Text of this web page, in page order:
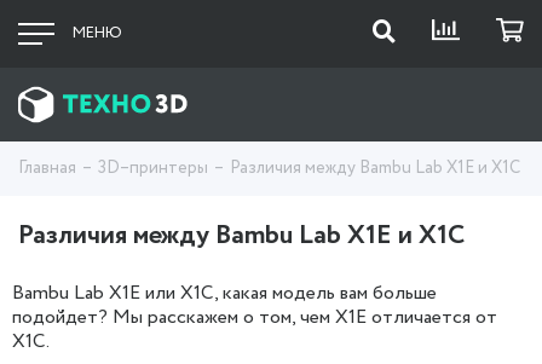
МЕНЮ
Главная 3D–принтеры Различия между Bambu Lab X1E и X1C
Различия между Bambu Lab X1E и X1C
Bambu Lab X1E или X1C, какая модель вам больше
подойдет? Мы расскажем о том, чем X1E отличается от
X1C.